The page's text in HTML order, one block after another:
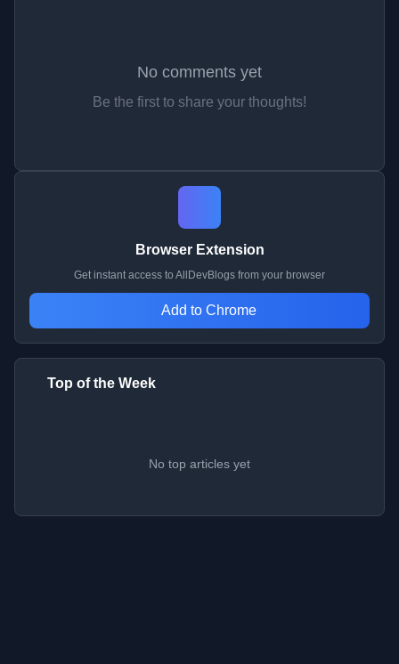
No comments yet
Be the first to share your thoughts!
Browser Extension
Get instant access to AllDevBlogs from your browser
Add to Chrome
Top of the Week
No top articles yet